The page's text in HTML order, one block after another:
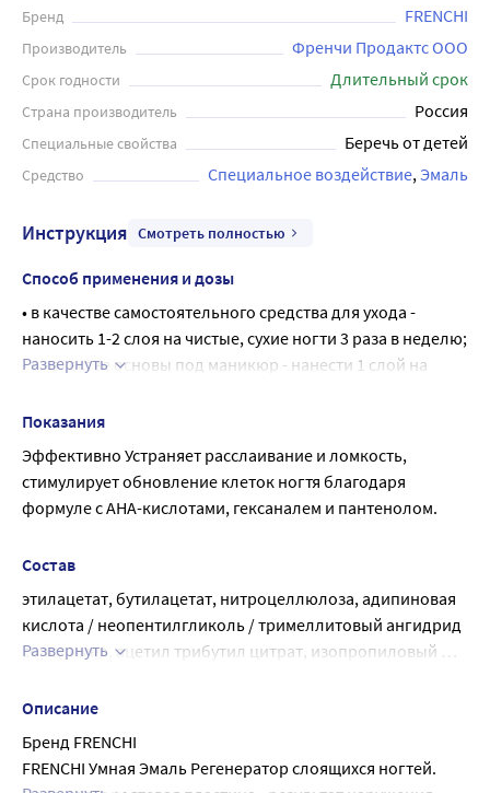
образуется слой омертвевших клеток, нарушающих
монолитность ногтевой пластины: ногти расслаиваются
основание ногтевого ложе, на котором вырастает
здоровый, натуральный ноготь, при этом, проникая в
слои ногтевого ложе, увлажняя и укрепляя ногтевую
пластину. Вещества, входящие в формулу препарата
защищают ногти от ломкости и крошения, усиливают
механическую прочность кончиков ногтей. Структура
ногтей становится однородной, натуральной.
нелакированные ногти. Объём флакона 11 мл
Бренд FRENCHI
Производитель Френчи Продактс ООО
Срок годности Длительный срок
Страна производитель Россия
Специальные свойства Беречь от детей
Средство Специальное воздействие Эмаль
Инструкция Смотреть полностью
Способ применения и дозы
• в качестве самостоятельного средства для ухода -
наносить 1-2 слоя на чистые, сухие ногти 3 раза в неделю;
• в качестве основы под маникюр - нанести 1 слой на
Развернуть
Показания
Эффективно Устраняет расслаивание и ломкость,
стимулирует обновление клеток ногтя благодаря
формуле с АНА-кислотами, гексаналем и пантенолом.
Состав
этилацетат, бутилацетат, нитроцеллюлоза, адипиновая
кислота / неопентилгликоль / тримеллитовый ангидрид
сополимер, ацетил трибутил цитрат, изопропиловый
тример / поликапроликтондиол сополимер, гликолевая
этокрилен, яблочная, молочная кислота, гексаналь,
триметилпентанедил дибензоат, поливинилбутираль,
Развернуть
Описание
Бренд FRENCHI
FRENCHI Умная Эмаль Регенератор слоящихся ногтей.